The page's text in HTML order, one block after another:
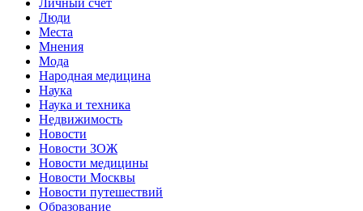
Люди
Места
Мнения
Мода
Народная медицина
Наука
Наука и техника
Недвижимость
Новости
Новости ЗОЖ
Новости медицины
Новости Москвы
Новости путешествий
Образование